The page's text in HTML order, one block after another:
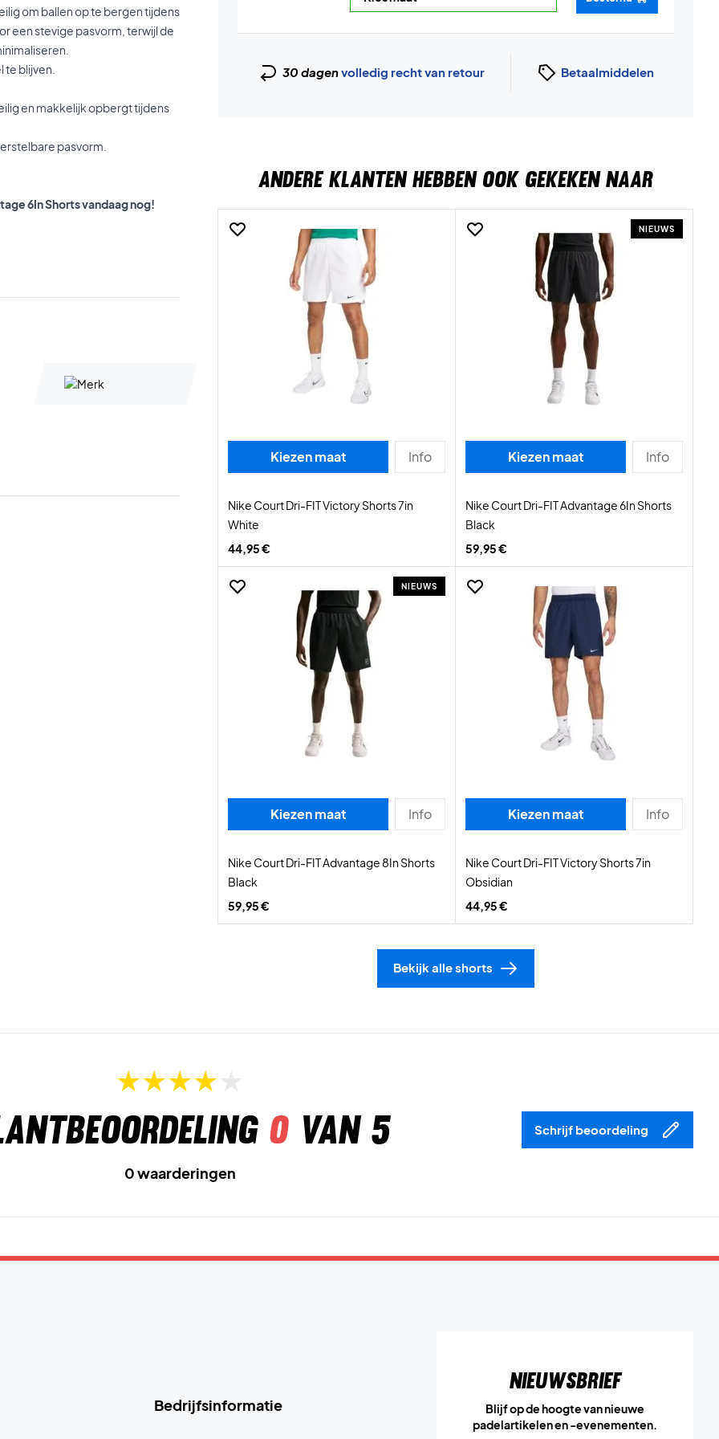
om ballen op te bergen tijdens
een stevige pasvorm, terwijl de
blijven.
en makkelijk opbergt tijdens
pasvorm.
6In Shorts vandaag nog!
30 dagenvolledig recht van retour Betaalmiddelen
ANDERE KLANTEN HEBBEN OOK GEKEKEN NAAR
Kiezen maat Info
Nike Court Dri-FIT Victory Shorts 7in
White
44,95 €
NIEUWS
Kiezen maat Info
Nike Court Dri-FIT Advantage 6In Shorts
Black
59,95 €
NIEUWS
Kiezen maat Info
Nike Court Dri-FIT Advantage 8In Shorts
Black
59,95 €
Kiezen maat Info
Nike Court Dri-FIT Victory Shorts 7in
Obsidian
44,95 €
Bekijk alle shorts
0van 5 Schrijf beoordeling
0 waarderingen
Bedrijfsinformatie
Nieuwsbrief
Blijf op de hoogte van nieuwe
padelartikelen en -evenementen.